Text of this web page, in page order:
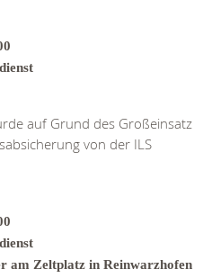
auf Grund des Großeinsatz
von der ILS
am Zeltplatz in Reinwarzhofen